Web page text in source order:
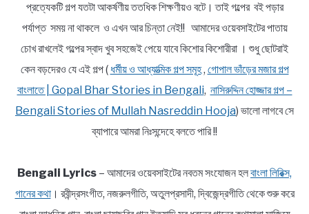
প্রত্যেকটি গল্প যতটা আকর্ষণীয় ততধিক শিক্ষণীয়ও বটে। তাই গল্পের বই পড়ার
পর্যাপ্ত সময় না থাকলে ও এখন আর চিন্তা নেই!! আমাদের ওয়েবসাইটের পাতায়
চোখ রাখলেই গল্পের স্বাদ খুব সহজেই পেয়ে যাবে কিশোর কিশোরীরা । শুধু ছোটরাই
কেন বড়দেরও যে এই গল্প ( ধর্মীয় ও আধ্যাত্মিক গল্প সমূহ, গোপাল ভাঁড়ের মজার গল্প
বাংলাতে | Gopal Bhar Stories in Bengali, নাসিরুদ্দিন হোজ্জার গল্প –
Bengali Stories of Mullah Nasreddin Hooja) ভালো লাগবে সে
ব্যাপারে আমরা নিঃসন্দেহে বলতে পারি !!
Bengali Lyrics – আমাদের ওয়েবসাইটের নবতম সংযোজন হলবাংলা লিরিক্স,
গানের কথা। রবীন্দ্রসংগীত, নজরুলগীতি, অতুলপ্রসাদী, দ্বিজেন্দ্রগীতি থেকে শুরু করে